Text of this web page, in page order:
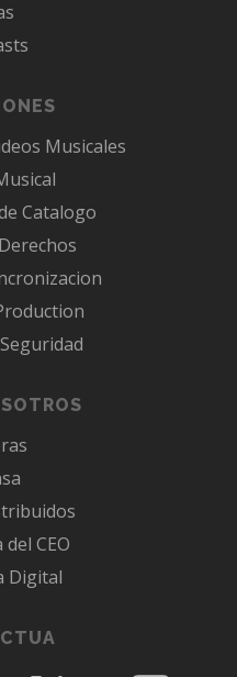
Musicales
Catalogo
CEO
Digital